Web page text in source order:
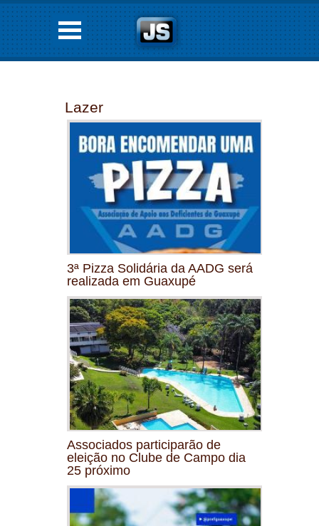
Lazer
3ª Pizza Solidária da AADG será
realizada em Guaxupé
Associados participarão de
eleição no Clube de Campo dia
25 próximo